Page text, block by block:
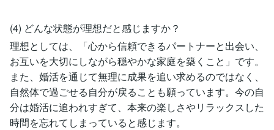
(4) どんな状態が理想だと感じますか？
理想としては、「心から信頼できるパートナーと出会い、
お互いを大切にしながら穏やかな家庭を築くこと」です。
また、婚活を通じて無理に成果を追い求めるのではなく、
自然体で過ごせる自分が戻ることも願っています。今の自
分は婚活に追われすぎて、本来の楽しさやリラックスした
時間を忘れてしまっていると感じます。